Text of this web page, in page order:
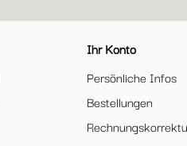
Ihr Konto
Persönliche Infos
Bestellungen